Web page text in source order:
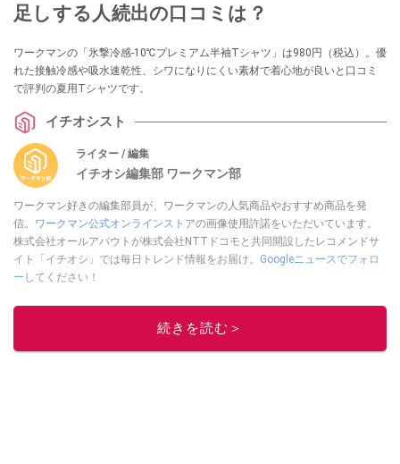
足しする人続出の口コミは？
ワークマンの「氷撃冷感-10℃プレミアム半袖Tシャツ」は980円（税込）。優
れた接触冷感や吸水速乾性、シワになりにくい素材で着心地が良いと口コミ
で評判の夏用Tシャツです。
イチオシスト
ライター / 編集
イチオシ編集部 ワークマン部
ワークマン好きの編集部員が、ワークマンの人気商品やおすすめ商品を発
信。 ワークマン公式オンラインストアの画像使用許諾をいただいています。
株式会社オールアバウトが株式会社NTTドコモと共同開設したレコメンドサ
イト「イチオシ」では毎日トレンド情報をお届け。 Googleニュースでフォロ
ー してください！
このイチオシストの他の記事を読む
続きを読む＞